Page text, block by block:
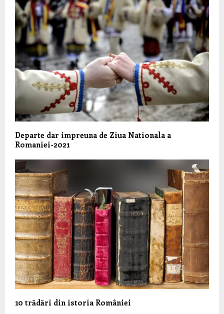
Departe dar impreuna de Ziua Nationala a
Romaniei-2021
10 trădări din istoria României